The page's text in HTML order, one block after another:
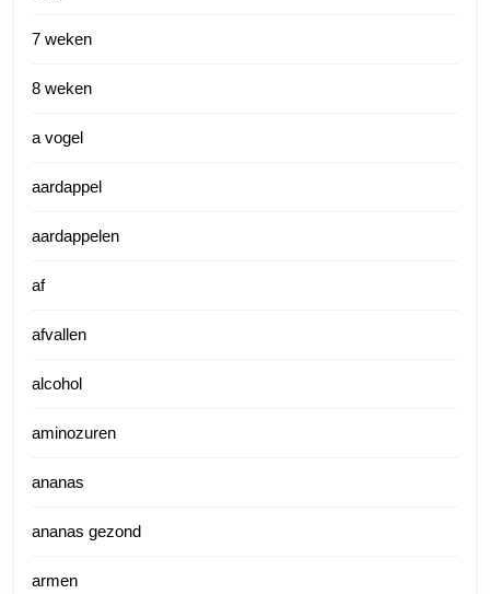
7 weken
8 weken
a vogel
aardappel
aardappelen
af
afvallen
alcohol
aminozuren
ananas
ananas gezond
armen